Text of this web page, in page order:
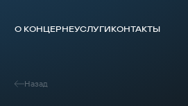
О КОНЦЕРНЕУСЛУГИКОНТАКТЫ
Назад